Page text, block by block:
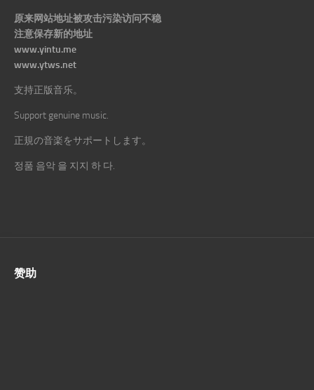
原来网站地址被攻击污染访问不稳
注意保存新的地址
www.yintu.me
www.ytws.net
支持正版音乐。
Support genuine music.
正規の音楽をサポートします。
정품 음악 을 지지 하 다.
赞助